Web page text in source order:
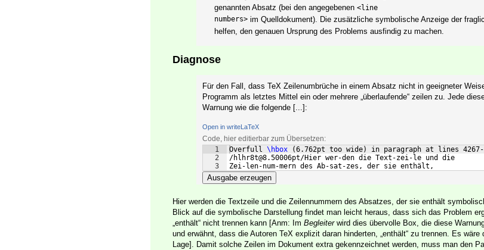
genannten Absatz (bei den angegebenen <line
numbers> im Quelldokument). Die zusätzliche symbolische Anzeige der
helfen, den genauen Ursprung des Problems ausfindig zu machen.
Diagnose
Für den Fall, dass TeX Zeilenumbrüche in einem Absatz nicht in geeigneter
Programm als letztes Mittel ein oder mehrere „überlaufende“ zeilen zu. Jede
Warnung wie die folgende [...]:
Open in writeLaTeX
Code, hier editierbar zum Übersetzen:
1
2
3
Overfull \hbox (6.762pt too wide)
in paragraph at lines
/hlhr8t@8.50006pt/Hier wer-den die Text-zei-le und die
Zei-len-num-mern des Ab-sat-zes, der sie enthält,
Ausgabe erzeugen
Hier werden die Textzeile und die Zeilennummern des Absatzes, der sie enthält
Blick auf die symbolische Darstellung findet man leicht heraus, dass sich das Problem
„enthält“ nicht trennen kann [Anm: Im Begleiterwird dies übervolle Box, die diese
und erwähnt, dass die Autoren TeX explizit daran hinderten, „enthält“ zu trennen. Es
Lage]. Damit solche Zeilen im Dokument extra gekennzeichnet werden, muss man den